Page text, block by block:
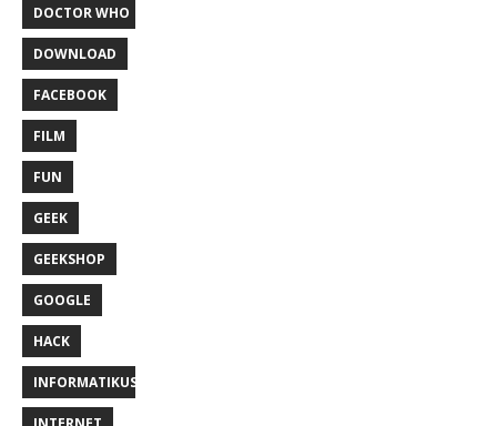
DOCTOR WHO
DOWNLOAD
FACEBOOK
FILM
FUN
GEEK
GEEKSHOP
GOOGLE
HACK
INFORMATIKUS